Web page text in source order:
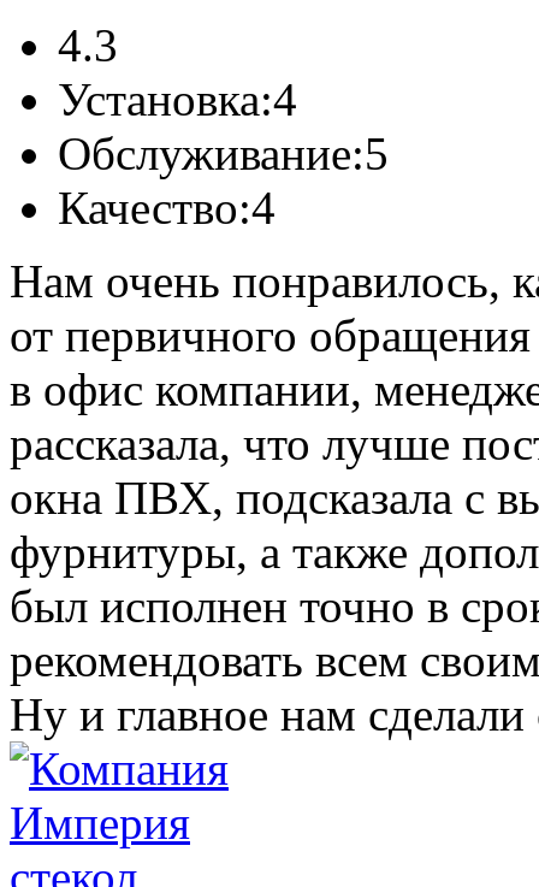
4.3
Установка:4
Обслуживание:5
Качество:4
Нам очень понравилось,
от первичного
в офис компании,
рассказала, что лучше
окна ПВХ, подсказала с
фурнитуры, а также
был исполнен точно в
рекомендовать всем
Ну и главное нам сделали